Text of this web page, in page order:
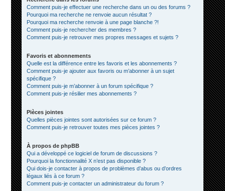
Comment puis-je effectuer une recherche dans un ou des forums ?
Pourquoi ma recherche ne renvoie aucun résultat ?
Pourquoi ma recherche renvoie à une page blanche ?!
Comment puis-je rechercher des membres ?
Comment puis-je retrouver mes propres messages et sujets ?
Favoris et abonnements
Quelle est la différence entre les favoris et les abonnements ?
Comment puis-je ajouter aux favoris ou m’abonner à un sujet
spécifique ?
Comment puis-je m’abonner à un forum spécifique ?
Comment puis-je résilier mes abonnements ?
Pièces jointes
Quelles pièces jointes sont autorisées sur ce forum ?
Comment puis-je retrouver toutes mes pièces jointes ?
À propos de phpBB
Qui a développé ce logiciel de forum de discussions ?
Pourquoi la fonctionnalité X n’est pas disponible ?
Qui dois-je contacter à propos de problèmes d’abus ou d’ordres
légaux liés à ce forum ?
Comment puis-je contacter un administrateur du forum ?